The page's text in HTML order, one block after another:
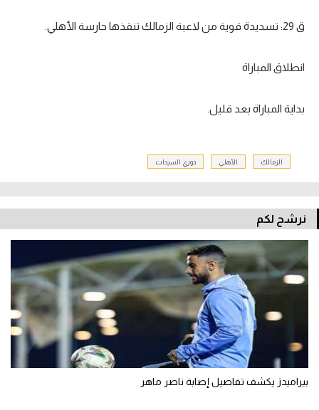
ق 29: تسديدة قوية من لاعبة الزمالك تنقذها حارسة الأهلي.
انطلاق المباراة
بداية المباراة بعد قليل.
الزمالك الأهلي دوري السيدات
نرشح لكم
بيراميدز يكشف تفاصيل إصابة ناصر ماهر